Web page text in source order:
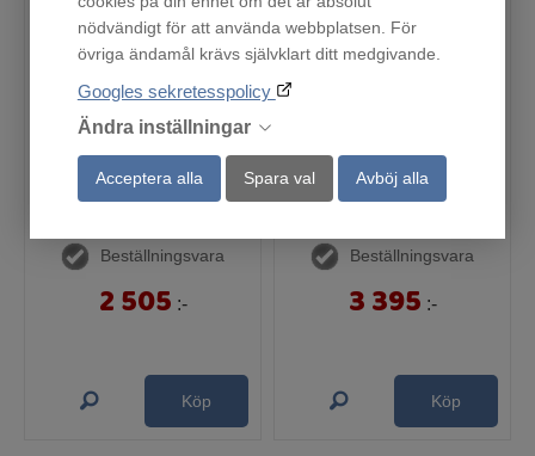
nödvändigt för att använda webbplatsen. För
övriga ändamål krävs självklart ditt medgivande.
Googles sekretesspolicy
Ändra inställningar
Acceptera alla Spara val Avböj alla
Beställningsvara
2 505 :-
Köp
Beställningsvara
3 395 :-
Köp